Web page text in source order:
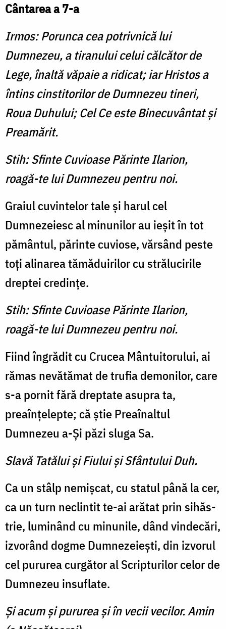
Cântarea a 7-a
Irmos: Porunca cea potrivnică lui
Dumnezeu, a tiranului celui călcător de
Lege, înaltă văpaie a ridicat; iar Hristos a
întins cinstitorilor de Dum­nezeu tineri,
Roua Duhului; Cel Ce este Binecuvântat şi
Preamărit.
Stih: Sfinte Cuvioase Părinte Ilarion,
roagă-te lui Dumnezeu pentru noi.
Graiul cuvintelor tale şi ha­rul cel
Dumnezeiesc al minu­nilor au ieşit în tot
pământul, părinte cuviose, vărsând peste
toţi alinarea tămăduirilor cu strălucirile
dreptei credinţe.
Stih: Sfinte Cuvioase Părinte Ilarion,
roagă-te lui Dumnezeu pentru noi.
Fiind îngrădit cu Crucea Mântuitorului, ai
rămas nevă­tămat de trufia demonilor, care
s-a pornit fără dreptate asupra ta,
preaînţelepte; că ştie Preaînaltul
Dumnezeu a-Şi păzi sluga Sa.
Slavă Tatălui şi Fiului şi Sfântului Duh.
Ca un stâlp nemişcat, cu sta­tul până la cer,
ca un turn ne­clintit te-ai arătat prin sihăs­
trie, luminând cu minunile, dând vindecări,
izvorând dog­me Dumnezeieşti, din izvorul
cel pururea curgător al Scrip­turilor celor de
Dumnezeu in­suflate.
Şi acum şi pururea şi în vecii vecilor. Amin